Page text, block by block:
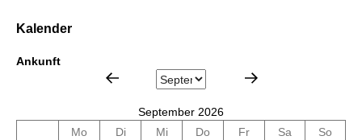
Kalender
Ankunft
September 2026
Mo
Di Mi Do Fr Sa
So